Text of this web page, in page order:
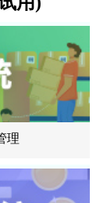
理